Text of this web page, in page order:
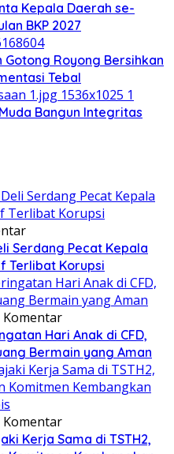
Kepala Daerah se-
BKP 2027
Royong Bersihkan
Tebal
Bangun Integritas
Serdang Pecat Kepala
Terlibat Korupsi
Komentar
Hari Anak di CFD,
Bermain yang Aman
Komentar
Kerja Sama di TSTH2,